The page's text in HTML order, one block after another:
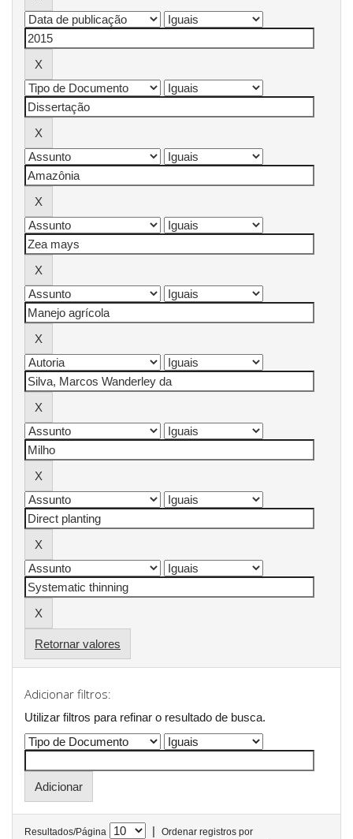
Retornar valores
Adicionar filtros:
Utilizar filtros para refinar o resultado de busca.
Resultados/Página |
Ordenar registros por